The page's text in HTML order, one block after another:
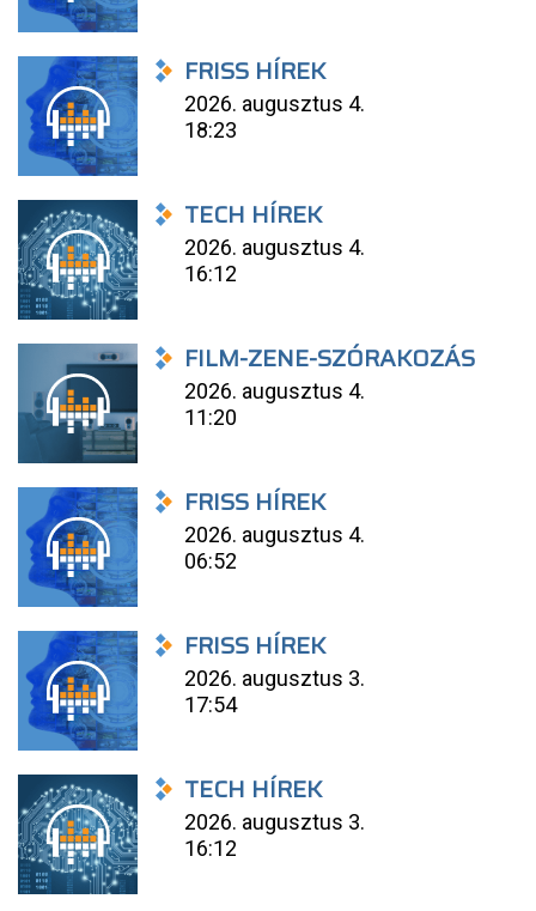
FRISS HÍREK
2026. augusztus 4.
18:23
TECH HÍREK
2026. augusztus 4.
16:12
FILM-ZENE-SZÓRAKOZÁS
2026. augusztus 4.
11:20
FRISS HÍREK
2026. augusztus 4.
06:52
FRISS HÍREK
2026. augusztus 3.
17:54
TECH HÍREK
2026. augusztus 3.
16:12